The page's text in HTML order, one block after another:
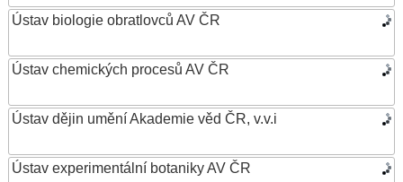
Ústav biologie obratlovců AV ČR
Ústav chemických procesů AV ČR
Ústav dějin umění Akademie věd ČR, v.v.i
Ústav experimentální botaniky AV ČR